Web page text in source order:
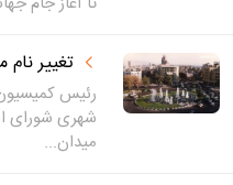
تغییر
رئیس
شهری شورای
میدان...